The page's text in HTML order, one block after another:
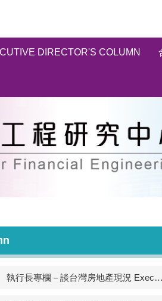
DIRECTOR'S COLUMN
執行長專欄－談台灣房地產現況 Executive Director's Column (2022/9/22)